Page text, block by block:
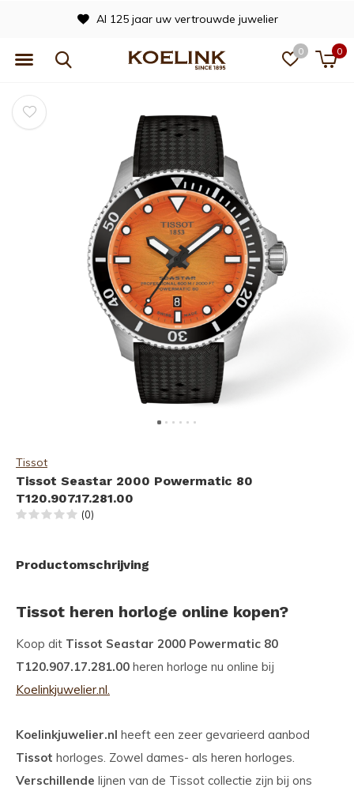
0 0
Al 125 jaar uw vertrouwde juwelier
Tissot
Tissot Seastar 2000 Powermatic 80
T120.907.17.281.00
(0)
Productomschrijving
Tissot heren horloge online kopen?
Koop dit Tissot Seastar 2000 Powermatic 80
T120.907.17.281.00 heren horloge nu online bij
Koelinkjuwelier.nl.
Koelinkjuwelier.nl heeft een zeer gevarieerd aanbod
Tissot horloges. Zowel dames- als heren horloges.
Verschillende lijnen van de Tissot collectie zijn bij ons